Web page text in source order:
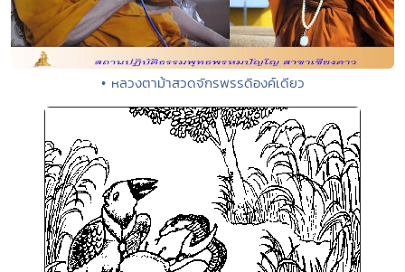
• หลวงตาม้าสวดจักรพรรดิองค์เดียว